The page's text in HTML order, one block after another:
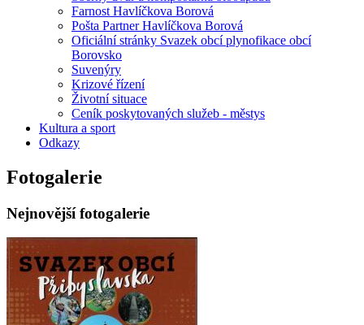
Farnost Havlíčkova Borová
Pošta Partner Havlíčkova Borová
Oficiální stránky Svazek obcí plynofikace obcí
Borovsko
Suvenýry
Krizové řízení
Životní situace
Ceník poskytovaných služeb - městys
Kultura a sport
Odkazy
Fotogalerie
Nejnovější fotogalerie